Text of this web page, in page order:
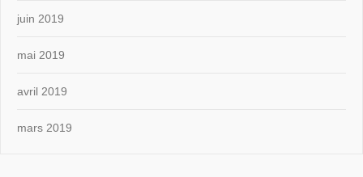
juin 2019
mai 2019
avril 2019
mars 2019